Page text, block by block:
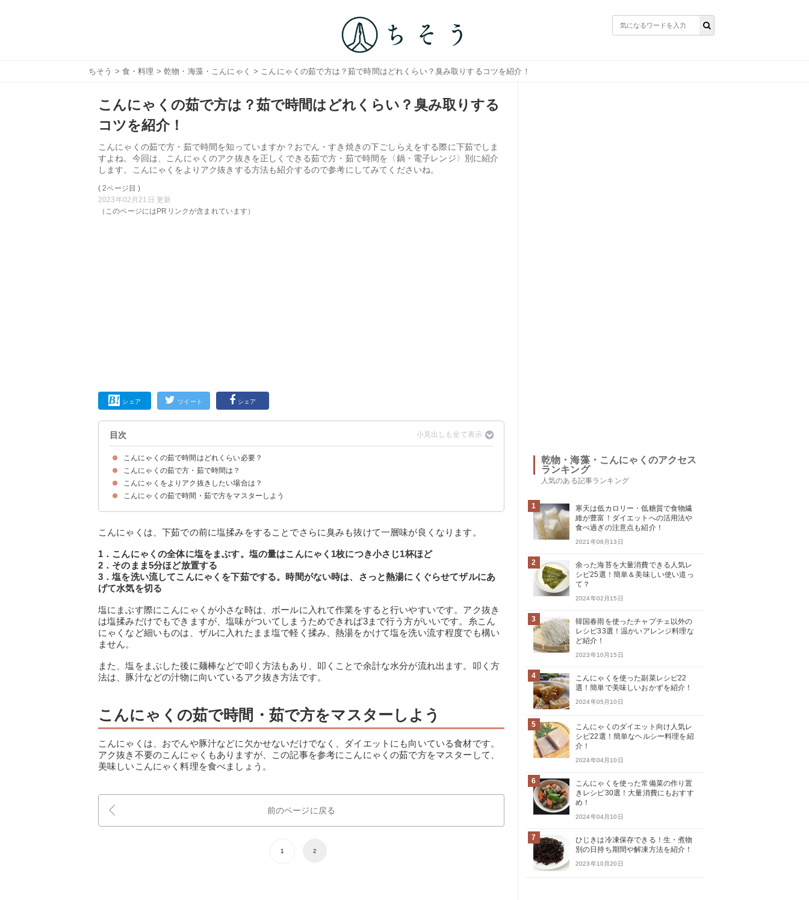
ちそう > 食・料理 >乾物・海藻・こんにゃく > こんにゃくの茹で方は？茹で時間はどれくらい？臭み取りするコツを紹介！
こんにゃくの茹で方は？茹で時間はどれくらい？臭み取りする
コツを紹介！
こんにゃくの茹で方・茹で時間を知っていますか？おでん・すき焼きの下ごしらえをする際に下茹でしま
すよね。今回は、こんにゃくのアク抜きを正しくできる茹で方・茹で時間を〈鍋・電子レンジ〉別に紹介
します。こんにゃくをよりアク抜きする方法も紹介するので参考にしてみてくださいね。
( 2ページ目 )
2023年02月21日 更新
（このページにはPRリンクが含まれています）
シェア ツイート シェア
目次
こんにゃくの茹で時間はどれくらい必要？
こんにゃくを茹でる理由って？
こんにゃくは茹でないで食べるのはあり？
こんにゃくの茹で方・茹で時間は？
①鍋で茹でる場合
②電子レンジで茹でる場合
こんにゃくをよりアク抜きしたい場合は？
こんにゃくを茹でる前に「塩揉み」するのがおすすめ
こんにゃくの茹で時間・茹で方をマスターしよう
こんにゃくは、下茹での前に塩揉みをすることでさらに臭みも抜けて一層味が良くなります。
1．こんにゃくの全体に塩をまぶす。塩の量はこんにゃく1枚につき小さじ1杯ほど
2．そのまま5分ほど放置する
3．塩を洗い流してこんにゃくを下茹でする。時間がない時は、さっと熱湯にくぐらせてザルにあ
げて水気を切る
塩にまぶす際にこんにゃくが小さな時は、ボールに入れて作業をすると行いやすいです。アク抜き
は塩揉みだけでもできますが、塩味がついてしまうためできれば3まで行う方がいいです。糸こん
にゃくなど細いものは、ザルに入れたまま塩で軽く揉み、熱湯をかけて塩を洗い流す程度でも構い
ません。
また、塩をまぶした後に麺棒などで叩く方法もあり、叩くことで余計な水分が流れ出ます。叩く方
法は、豚汁などの汁物に向いているアク抜き方法です。
こんにゃくの茹で時間・茹で方をマスターしよう
こんにゃくは、おでんや豚汁などに欠かせないだけでなく、ダイエットにも向いている食材です。
アク抜き不要のこんにゃくもありますが、この記事を参考にこんにゃくの茹で方をマスターして、
美味しいこんにゃく料理を食べましょう。
前のページに戻る
1 2
乾物・海藻・こんにゃくのアクセス
ランキング
人気のある記事ランキング
1
寒天は低カロリー・低糖質で食物繊
維が豊富！ダイエットへの活用法や
食べ過ぎの注意点も紹介！
2021年08月13日
2
余った海苔を大量消費できる人気レ
シピ25選！簡単＆美味しい使い道っ
て？
2024年02月15日
3
韓国春雨を使ったチャプチェ以外の
レシピ33選！温かいアレンジ料理な
ど紹介！
2023年10月15日
4
こんにゃくを使った副菜レシピ22
選！簡単で美味しいおかずを紹介！
2024年05月10日
5
こんにゃくのダイエット向け人気レ
シピ22選！簡単なヘルシー料理を紹
介！
2024年04月10日
6
こんにゃくを使った常備菜の作り置
きレシピ30選！大量消費にもおすす
め！
2024年04月10日
7
ひじきは冷凍保存できる！生・煮物
別の日持ち期間や解凍方法を紹介！
2023年10月20日